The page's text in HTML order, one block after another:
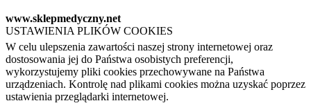
www.sklepmedyczny.net
USTAWIENIA PLIKÓW COOKIES
W celu ulepszenia zawartości naszej strony internetowej oraz
dostosowania jej do Państwa osobistych preferencji,
wykorzystujemy pliki cookies przechowywane na Państwa
urządzeniach. Kontrolę nad plikami cookies można uzyskać poprzez
ustawienia przeglądarki internetowej.